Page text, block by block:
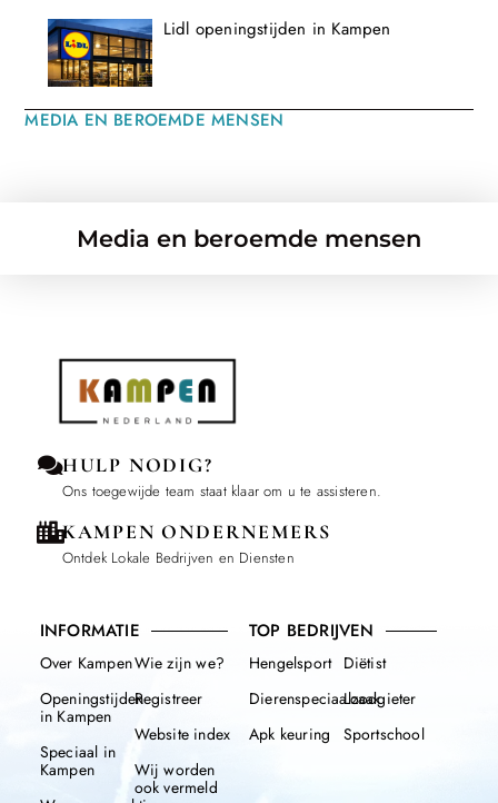
Lidl openingstijden in Kampen
MEDIA EN BEROEMDE MENSEN
Media en beroemde mensen
HULP NODIG?
Ons toegewijde team staat klaar om u te assisteren.
KAMPEN ONDERNEMERS
Ontdek Lokale Bedrijven en Diensten
INFORMATIE
Over Kampen
Openingstijden
in Kampen
Speciaal in
Kampen
Wie zijn we?
Registreer
Website index
Wij worden
ook vermeld
TOP BEDRIJVEN
Hengelsport
Dierenspeciaalzaak
Apk keuring
Diëtist
Loodgieter
Sportschool